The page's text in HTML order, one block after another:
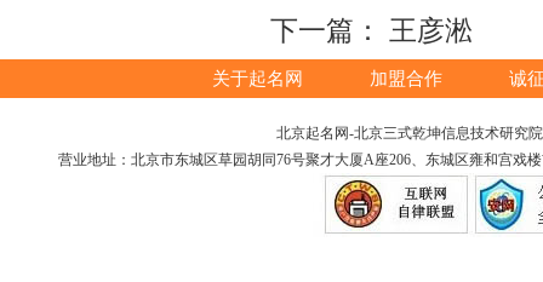
下一篇： 王彦淞
关于起名网 加盟合作 诚
北京起名网-北京三式乾坤信息技术研究
营业地址：北京市东城区草园胡同76号聚才大厦A座206、东城区雍和宫戏